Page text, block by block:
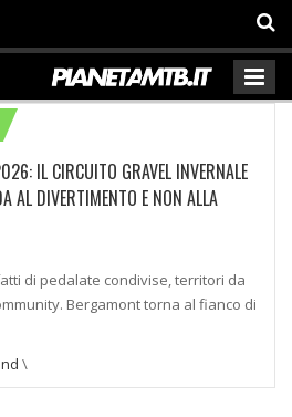
IL CIRCUITO GRAVEL INVERNALE
AL DIVERTIMENTO E NON ALLA
di pedalate condivise, territori da
Bergamont torna al fianco di
\